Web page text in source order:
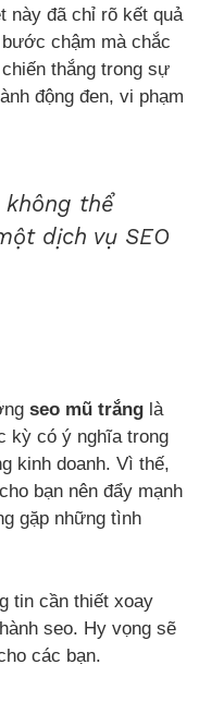
này đã chỉ rõ kết quả
chậm mà chắc
thắng trong sự
động đen, vi phạm
không thể
dịch vụ SEO
seo mũ trắng là
kỳ có ý nghĩa trong
kinh doanh. Vì thế,
bạn nên đẩy mạnh
gặp những tình
tin cần thiết xoay
seo. Hy vọng sẽ
các bạn.